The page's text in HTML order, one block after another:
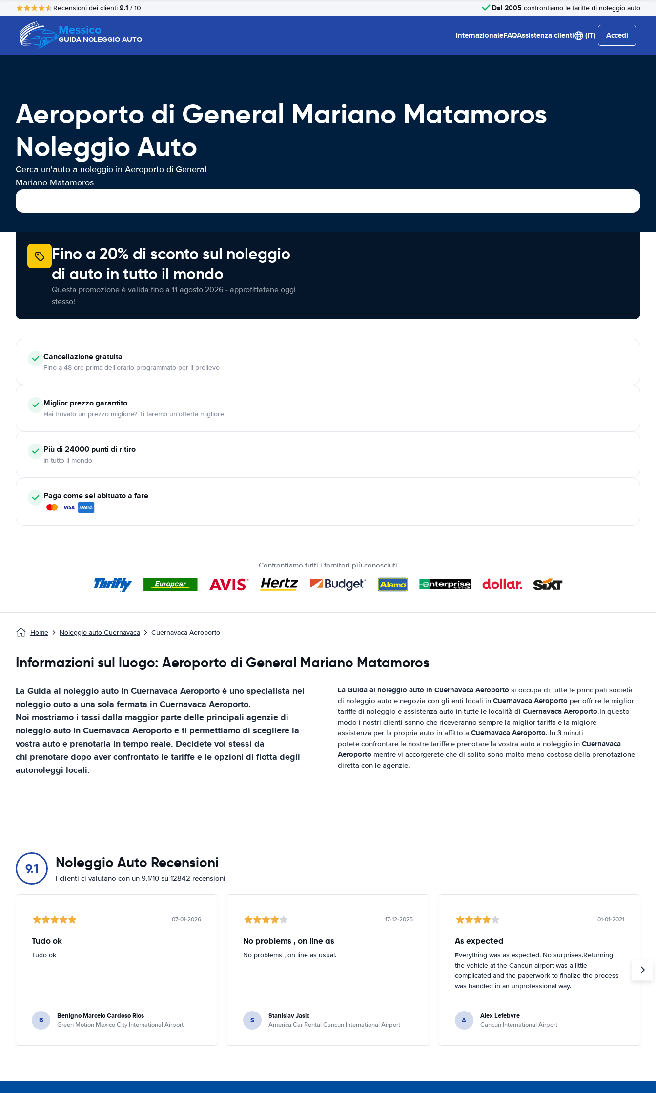
Recensioni dei clienti 9.1 / 10 Dal 2005 confrontiamo le tariffe di noleggio auto
Messico
GUIDA NOLEGGIO AUTO InternazionaleFAQAssistenza clienti (IT) Accedi
Aeroporto di General Mariano Matamoros
Noleggio Auto
Cerca un'auto a noleggio in Aeroporto di General
Mariano Matamoros
Fino a 20% di sconto sul noleggio
di auto in tutto il mondo
Questa promozione è valida fino a 11 agosto 2026 - approfittatene oggi
stesso!
Cancellazionegratuita
Fino a 48 ore prima dell'orario programmato per il prelievo
Miglior prezzo garantito
Hai trovato un prezzo migliore? Ti faremo un'offerta migliore.
Più di 24000 punti di ritiro
In tutto il mondo
Paga come sei abituato a fare
Confrontiamo tutti i fornitori più conosciuti
Home Noleggio auto Cuernavaca Cuernavaca Aeroporto
Informazioni sul luogo: Aeroporto di General Mariano Matamoros
La Guida al noleggio auto inCuernavaca Aeroportoè uno specialista nel
noleggio outo a una sola fermata inCuernavaca Aeroporto.
Noi mostriamo i tassi dalla maggior parte delle principali agenzie di
noleggio auto inCuernavaca Aeroportoe ti permettiamo di scegliere la
vostra auto e prenotarla in tempo reale. Decidete voi stessi da
chi prenotare dopo aver confrontato le tariffe e le opzioni di flotta degli
autonoleggi locali.
La Guida al noleggio auto in Cuernavaca Aeroporto si occupa di tutte le principali società
di noleggio auto e negozia con gli enti locali in Cuernavaca Aeroporto per offrire le migliori
tariffe di noleggio e assistenza auto in tutte le località di Cuernavaca Aeroporto.In questo
modo i nostri clienti sanno che riceveranno sempre la miglior tariffa e la migiore
assistenza per la propria auto in affitto a Cuernavaca Aeroporto. In 3 minuti
potete confrontare le nostre tariffe e prenotare la vostra auto a noleggio in Cuernavaca
Aeroporto mentre vi accorgerete che di solito sono molto meno costose della prenotazione
diretta con le agenzie.
9.1 Noleggio Auto Recensioni
I clienti ci valutano con un 9.1/10 su 12842 recensioni
07-01-2026
Tudo ok
Tudo ok
B Benigno Marcelo Cardoso Rios
Green Motion Mexico City International Airport
17-12-2025
No problems , on line as
No problems , on line as usual.
S Stanislav Jasic
America Car Rental Cancun International Airport
01-01-2021
As expected
Everything was as expected. No surprises.Returning
the vehicle at the Cancun airport was a little
complicated and the paperwork to finalize the process
was handled in an unprofessional way.
A Alex Lefebvre
Cancun International Airport